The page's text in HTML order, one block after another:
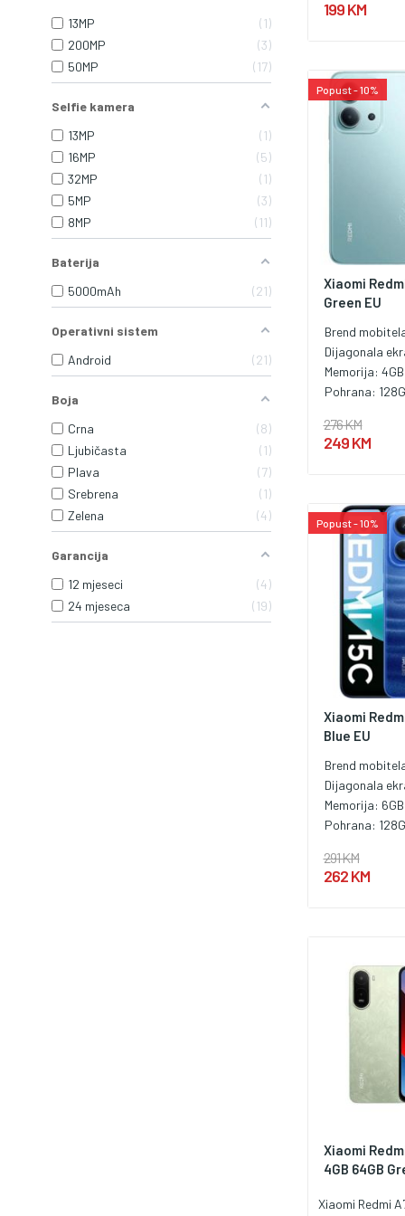
13MP
1
200MP
3
50MP
17
Selfie kamera
13MP
1
16MP
5
32MP
1
5MP
3
8MP
11
Baterija
5000mAh
21
Operativni sistem
Android
21
Boja
Crna
8
Ljubičasta
1
Plava
7
Srebrena
1
Zelena
4
Garancija
12 mjeseci
4
24 mjeseca
19
199 KM
Popust - 10%
Xiaomi
Green EU
Brend
Dijagonala
Memorija: 4GB
Pohrana:
276 KM
249 KM
Popust - 10%
Xiaomi Redmi
Blue EU
Brend
Dijagonala
Memorija: 6GB
Pohrana:
291 KM
262 KM
Xiaomi
4GB 64GB
Xiaomi Redmi